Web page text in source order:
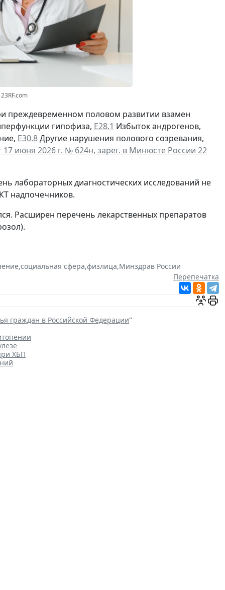
преждевременном половом развитии взамен
гипофиза, Е28.1 Избыток андрогенов,
Е30.8Другие нарушения полового созревания,
июня 2026 г. № 624н, зарег. в Минюсте России 22
лабораторных диагностических исследований не
надпочечников.
Расширен перечень лекарственных препаратов
,социальная сфера,физлица,Минздрав России
Перепечатка
граждан в Российской Федерации"
ХБП